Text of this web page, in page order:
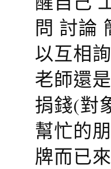
問 討論
以互相
老師還
捐錢(對
幫忙的
牌而已